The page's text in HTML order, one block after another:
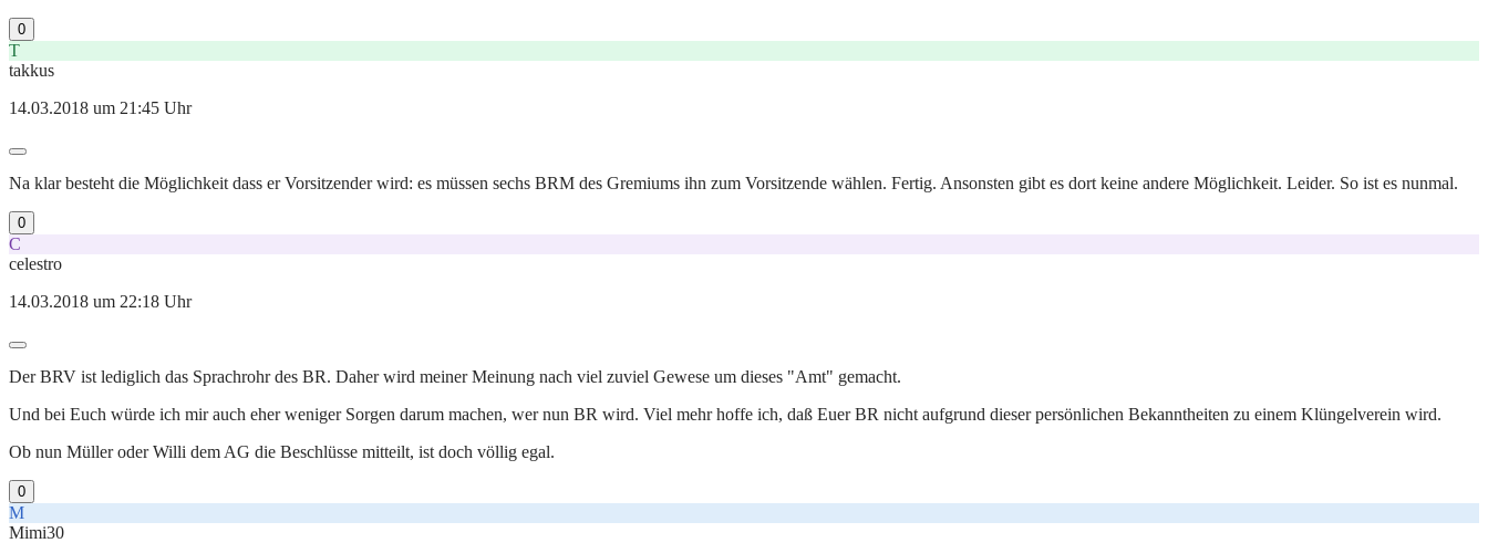
0
T
takkus
14.03.2018 um 21:45 Uhr
Na klar besteht die Möglichkeit dass er Vorsitzender wird: es müssen sechs BRM des Gremiums ihn zum Vorsitzende wählen. Fertig. Ansonsten gibt es dort keine andere Möglichkeit. Leider. So ist es nunmal.
0
C
celestro
14.03.2018 um 22:18 Uhr
Der BRV ist lediglich das Sprachrohr des BR. Daher wird meiner Meinung nach viel zuviel Gewese um dieses "Amt" gemacht.
Und bei Euch würde ich mir auch eher weniger Sorgen darum machen, wer nun BR wird. Viel mehr hoffe ich, daß Euer BR nicht aufgrund dieser persönlichen Bekanntheiten zu einem Klüngelverein wird.
Ob nun Müller oder Willi dem AG die Beschlüsse mitteilt, ist doch völlig egal.
0
M
Mimi30